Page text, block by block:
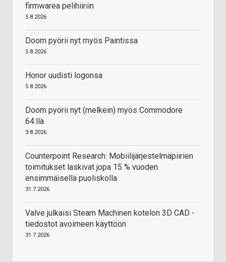
firmwarea pelihiiriin
5.8.2026
Doom pyörii nyt myös Paintissa
5.8.2026
Honor uudisti logonsa
5.8.2026
Doom pyörii nyt (melkein) myös Commodore
64:llä
3.8.2026
Counterpoint Research: Mobiilijärjestelmäpiirien
toimitukset laskivat jopa 15 % vuoden
ensimmäisellä puoliskolla
31.7.2026
Valve julkaisi Steam Machinen kotelon 3D CAD -
tiedostot avoimeen käyttöön
31.7.2026